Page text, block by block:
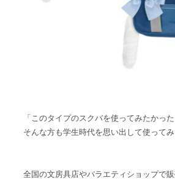
「このタイプのスクバを使ってみたかった
そんな方も学生時代を思い出して使って
全国の文房具店やバラエティショップで